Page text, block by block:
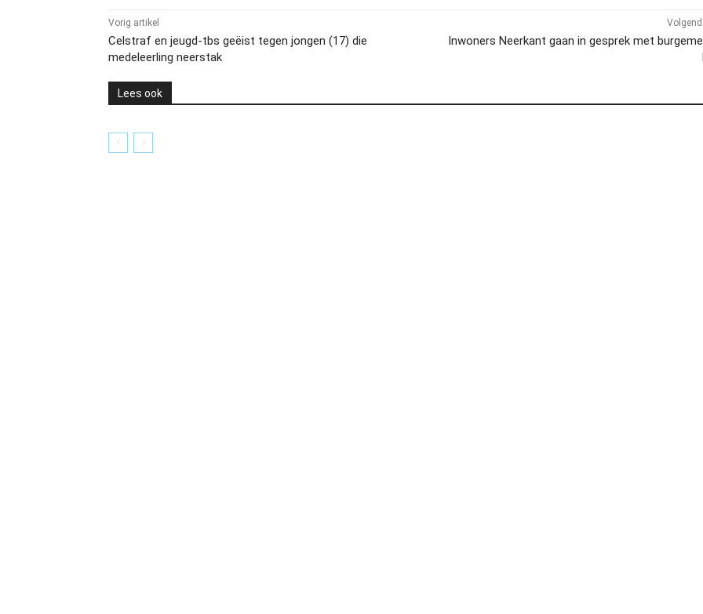
Vorig artikel
Celstraf en jeugd-tbs geëist tegen jongen (17) die
medeleerling neerstak
Inwoners Neerkant gaan in gesprek met
Lees ook